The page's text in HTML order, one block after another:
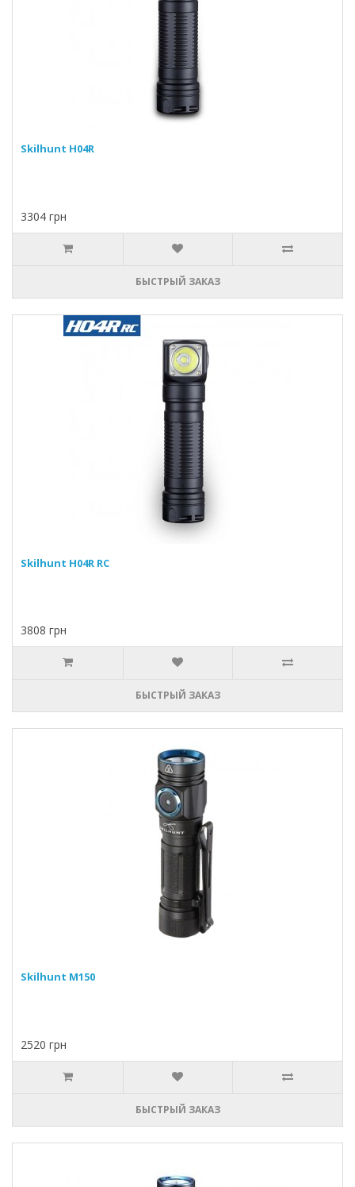
Skilhunt H04R
3304 грн
БЫСТРЫЙ ЗАКАЗ
Skilhunt H04R RC
3808 грн
БЫСТРЫЙ ЗАКАЗ
Skilhunt M150
2520 грн
БЫСТРЫЙ ЗАКАЗ